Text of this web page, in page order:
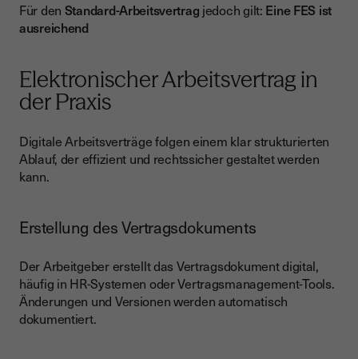
Für den Standard-Arbeitsvertrag jedoch gilt: Eine FES ist
ausreichend
Elektronischer Arbeitsvertrag in
der Praxis
Digitale Arbeitsverträge folgen einem klar strukturierten
Ablauf, der effizient und rechtssicher gestaltet werden
kann.
Erstellung des Vertragsdokuments
Der Arbeitgeber erstellt das Vertragsdokument digital,
häufig in HR-Systemen oder Vertragsmanagement-Tools.
Änderungen und Versionen werden automatisch
dokumentiert.